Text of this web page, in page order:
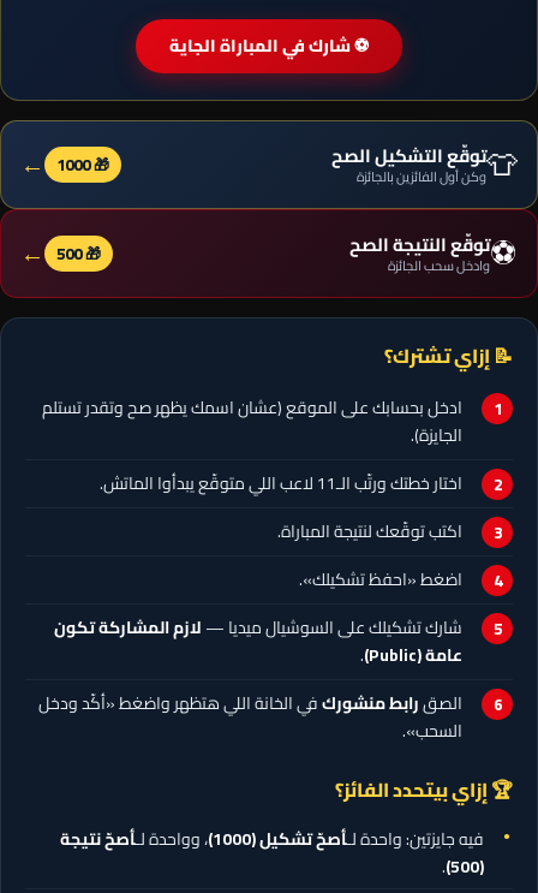
⚽ شارك في المباراة الجاية
👕توقّع التشكيل الصح
وكن أول الفائزين بالجائزة 🎁 1000
←
⚽توقّع النتيجة الصح
وادخل سحب الجائزة 🎁 500
←
📝 إزاي تشترك؟
ادخل بحسابك على الموقع (عشان اسمك يظهر صح وتقدر تستلم
الجايزة).
اختار خطتك ورتّب الـ11 لاعب اللي متوقّع يبدأوا الماتش.
اكتب توقّعك لنتيجة المباراة.
اضغط «احفظ تشكيلك».
شارك تشكيلك على السوشيال ميديا —لازم المشاركة تكون
عامة (Public)
.
الصقرابط منشوركفي الخانة اللي هتظهر واضغط «أكّد ودخل
السحب».
🏆 إزاي بيتحدد الفائز؟
فيه جايزتين: واحدة لـأصحّ تشكيل(1000) ، وواحدة لـأصحّ نتيجة
(500)
.